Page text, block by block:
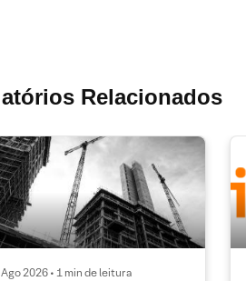
Relacionados
2026 • 1 min de leitura